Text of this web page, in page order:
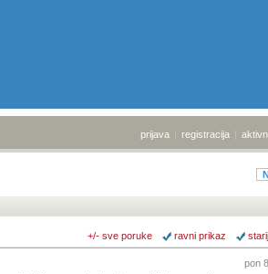
prijava | registracija |
+/- sve poruke ravni prikaz
pon